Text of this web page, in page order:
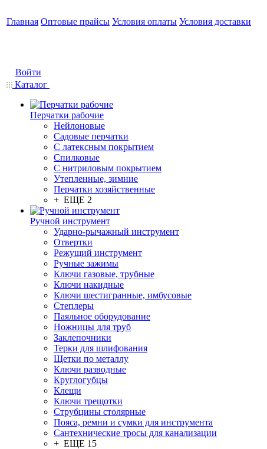
Главная Оптовые прайсы Условия оплаты Условия доставки
Войти
Каталог
Перчатки рабочие
Нейлоновые
Садовые перчатки
С латексным покрытием
Cпилковые
С нитриловым покрытием
Утепленные, зимние
Перчатки хозяйственные
+ ЕЩЕ 2
Ручной инструмент
Ударно-рычажный инструмент
Отвертки
Режущий инструмент
Ручные зажимы
Ключи газовые, трубные
Ключи накидные
Ключи шестигранные, имбусовые
Степлеры
Паяльное оборудование
Ножницы для труб
Заклепочники
Терки для шлифования
Щетки по металлу
Ключи разводные
Круглогубцы
Клещи
Ключи трещотки
Струбцины столярные
Пояса, ремни и сумки для инструмента
Сантехнические тросы для канализации
+ ЕЩЕ 15